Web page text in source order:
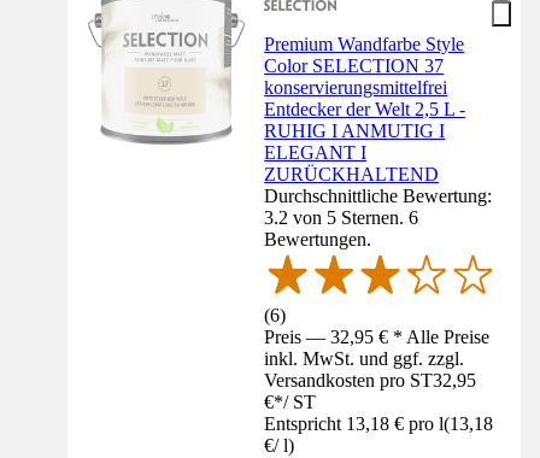
Premium Wandfarbe Style
Color SELECTION 37
konservierungsmittelfrei
Entdecker der Welt 2,5 L -
RUHIG I ANMUTIG I
ELEGANT I
ZURÜCKHALTEND
Durchschnittliche Bewertung:
3.2 von 5 Sternen. 6
Bewertungen.
(6)
Preis — 32,95 € * Alle Preise
inkl. MwSt. und ggf. zzgl.
Versandkosten pro ST32,95
€*/ ST
Entspricht 13,18 € pro l(13,18
€/ l)